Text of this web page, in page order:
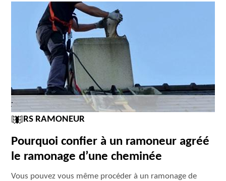
RS RAMONEUR
Pourquoi confier à un ramoneur agréé
le ramonage d’une cheminée
Vous pouvez vous même procéder à un ramonage de